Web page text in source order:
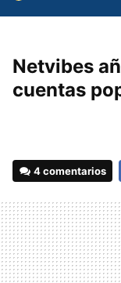
Netvibes
cuentas
4 comentarios